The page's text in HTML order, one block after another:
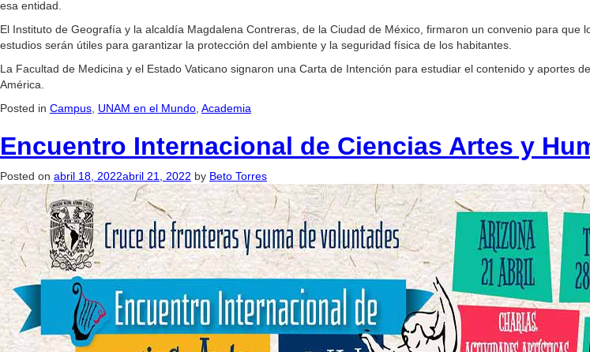
esa entidad.
El Instituto de Geografía y la alcaldía Magdalena Contreras, de la Ciudad de México, firmaron un convenio para
estudios serán útiles para garantizar la protección del ambiente y la seguridad física de los habitantes.
La Facultad de Medicina y el Estado Vaticano signaron una Carta de Intención para estudiar el contenido y aportes
América.
Posted in Campus UNAM en el Mundo Academia
Encuentro Internacional de Ciencias Artes y
Posted on abril 18, 2022abril 21, 2022 by Beto Torres